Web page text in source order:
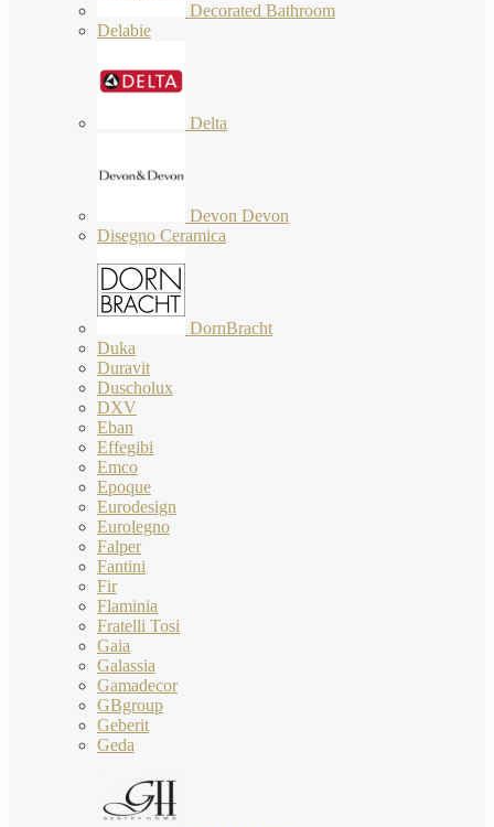
Decorated Bathroom
Delabie
Delta
Devon Devon
Disegno Ceramica
DornBracht
Duka
Duravit
Duscholux
DXV
Eban
Effegibi
Emco
Epoque
Eurodesign
Eurolegno
Falper
Fantini
Fir
Flaminia
Fratelli Tosi
Gaia
Galassia
Gamadecor
GBgroup
Geberit
Geda